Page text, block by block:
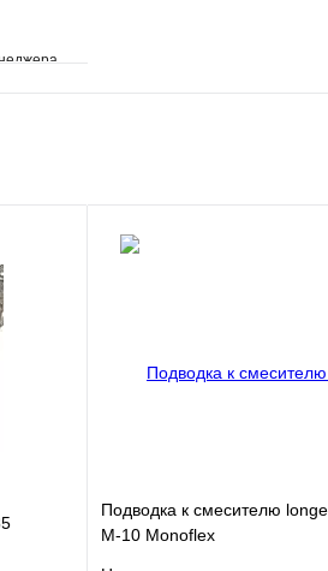
Подводка к смесителю
М-10 Monoflex